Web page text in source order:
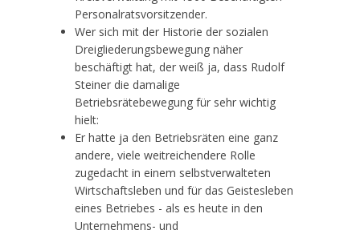
Personalratsvorsitzender.
Wer sich mit der Historie der sozialen
Dreigliederungsbewegung näher
beschäftigt hat, der weiß ja, dass Rudolf
Steiner die damalige
Betriebsrätebewegung für sehr wichtig
hielt:
Er hatte ja den Betriebsräten eine ganz
andere, viele weitreichendere Rolle
zugedacht in einem selbstverwalteten
Wirtschaftsleben und für das Geistesleben
eines Betriebes - als es heute in den
Unternehmens- und